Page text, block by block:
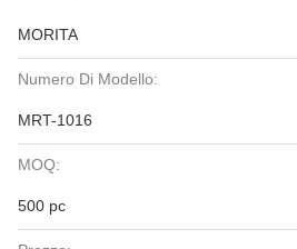
MORITA
Numero Di Modello:
MRT-1016
MOQ:
500 pc